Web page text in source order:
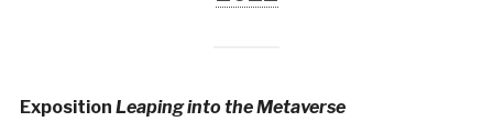
Exposition Leaping into the Metaverse